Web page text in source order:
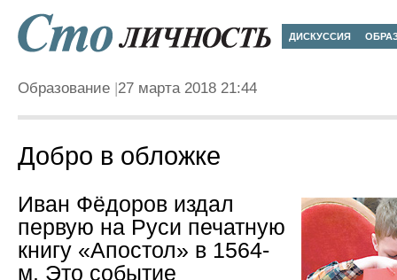
ДИСКУССИЯ
Образование 27 марта 2018 21:44
Добро в обложке
Иван Фёдоров издал
первую на Руси печатную
книгу «Апостол» в 1564-
м. Это событие